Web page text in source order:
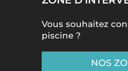
Vous souhaitez
piscine ?
NOS